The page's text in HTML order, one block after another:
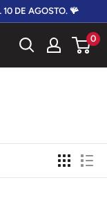
DE AGOSTO. 🪸
0